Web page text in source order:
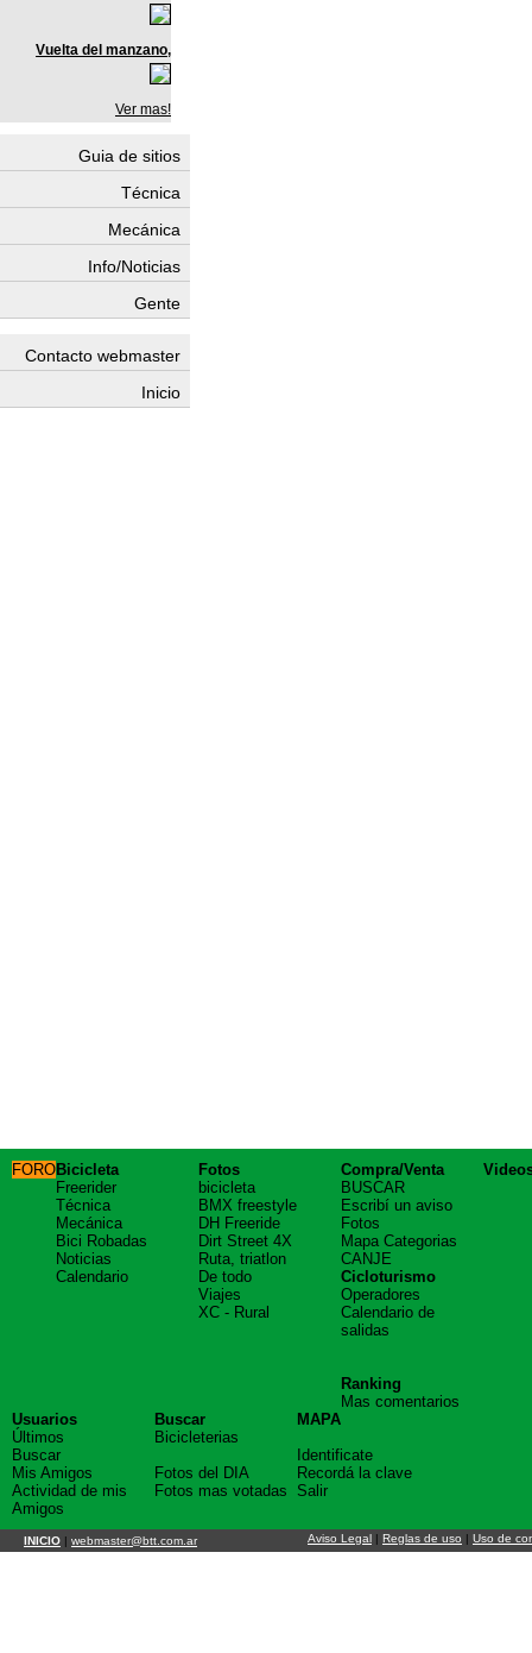
Vuelta del manzano,
Ver mas!
Guia de sitios
Técnica
Mecánica
Info/Noticias
Gente
Contacto webmaster
Inicio
FOROBicicleta
Freerider
Técnica
Mecánica
Bici Robadas
Noticias
Calendario
Fotos
bicicleta
BMX freestyle
DH Freeride
Dirt Street 4X
Ruta, triatlon
De todo
Viajes
XC - Rural
Compra/Venta
BUSCAR
Escribí un aviso
Fotos
Mapa Categorias
CANJE
Cicloturismo
Operadores
Calendario de
salidas
Ranking
Mas comentarios
Usuarios
Últimos
Buscar
Mis Amigos
Actividad de mis
Amigos
Buscar
Bicicleterias
Fotos del DIA
Fotos mas votadas
MAPA
Identificate
Recordá la clave
Salir
INICIO | webmaster@btt.com.ar Aviso Legal | Reglas de uso | Uso de